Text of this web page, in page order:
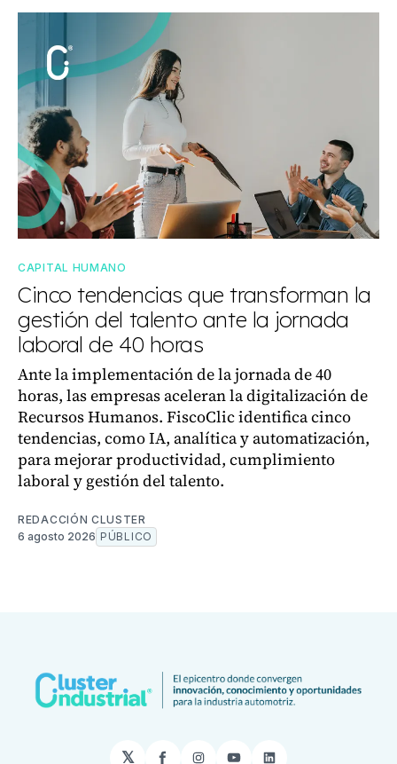
CAPITAL HUMANO
Cinco tendencias que transforman la
gestión del talento ante la jornada
laboral de 40 horas
Ante la implementación de la jornada de 40
horas, las empresas aceleran la digitalización de
Recursos Humanos. FiscoClic identifica cinco
tendencias, como IA, analítica y automatización,
para mejorar productividad, cumplimiento
laboral y gestión del talento.
REDACCIÓN CLUSTER
6 agosto 2026 PÚBLICO
𝕏